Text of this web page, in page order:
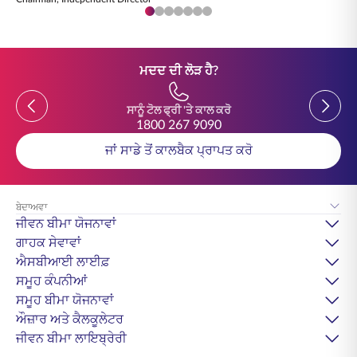
ਮਦਦ ਦੀ ਲੋੜ ਹੈ?
Previous
ਸਾਨੂੰ ਟੋਲ ਫ੍ਰੀ 'ਤੇ ਕਾਲ ਕਰੋ
1800 267 9090
Previous
ਜਾਂ ਸਾਡੇ ਤੋਂ ਕਾਲਬੈਕ ਪ੍ਰਾਪਤ ਕਰੋ
ਬੇਦਾਅਵਾ
ਜੀਵਨ ਬੀਮਾ ਯੋਜਨਾਵਾਂ
ਗਾਹਕ ਸੇਵਾਵਾਂ
ਐਸਬੀਆਈ ਲਾਈਫ਼
ਸਮੂਹ ਕੰਪਨੀਆਂ
ਸਮੂਹ ਬੀਮਾ ਯੋਜਨਾਵਾਂ
ਔਜ਼ਾਰ ਅਤੇ ਕੈਲਕੂਲੇਟਰ
ਜੀਵਨ ਬੀਮਾ ਲਾਇਬ੍ਰੇਰੀ